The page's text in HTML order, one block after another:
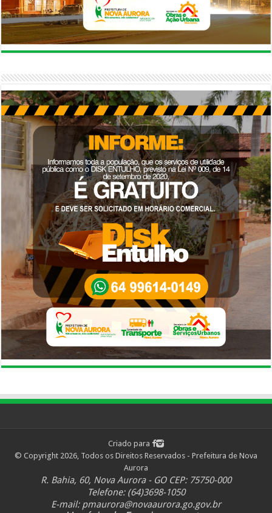
Criado para
© Copyright 2026, Todos os Direitos Reservados - Prefeitura de Nova
Aurora
R. Bahia, 60, Nova Aurora - GO CEP: 75750-000
Telefone: (64)3698-1050
E-mail: pmaurora@novaaurora.go.gov.br